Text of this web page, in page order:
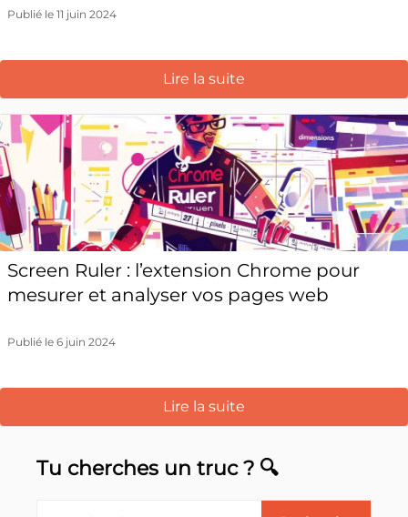
Publié le 11 juin 2024
Lire la suite
Screen Ruler : l’extension Chrome pour
mesurer et analyser vos pages web
Publié le 6 juin 2024
Lire la suite
Tu cherches un truc ? 🔍